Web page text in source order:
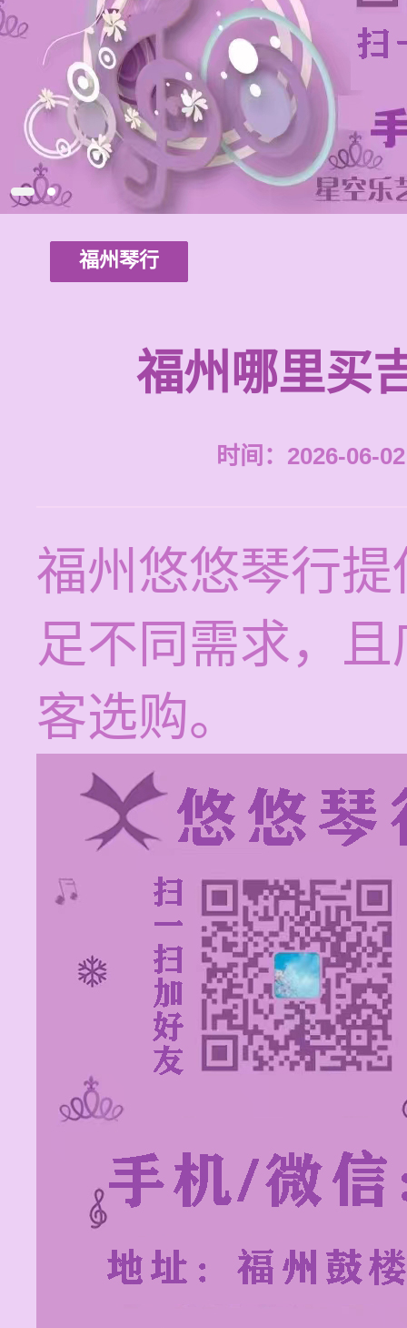
福州琴行
福州哪里买
时间：2026-06-
福州悠悠琴行
足不同需求，
客选购。